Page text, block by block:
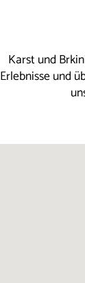
Karst und
Erlebnisse und